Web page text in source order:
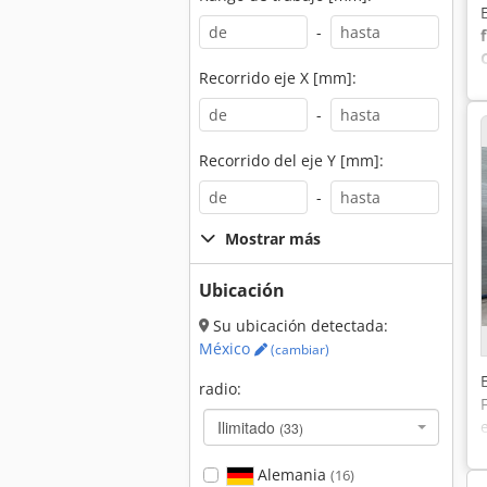
-
Recorrido eje X [mm]:
-
Recorrido del eje Y [mm]:
-
Mostrar más
Ubicación
Su ubicación detectada:
México
(cambiar)
radio:
Ilimitado (33)
Alemania (16)